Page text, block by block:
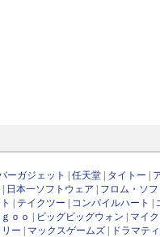
ーガジェット |任天堂 タイトー
日本一ソフトウェア フロム・ソ
テイクツー コンパイルハート
ｇｏｏ ビッグビッグウォン マイ
ー マックスゲームズ ドラマテ